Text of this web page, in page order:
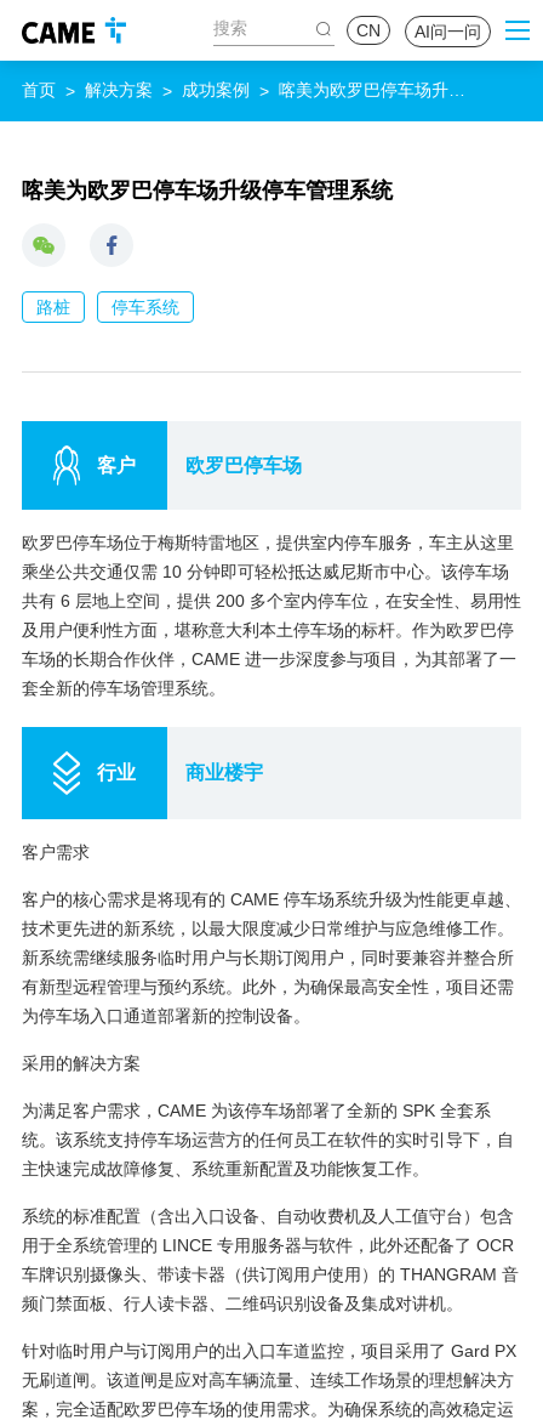
CN AI问一问
首页 > 解决方案 > 成功案例 > 喀美为欧罗巴停车场升级
喀美为欧罗巴停车场升级停车管理系统
路桩 停车系统
客户 欧罗巴停车场
欧罗巴停车场位于梅斯特雷地区，提供室内停车服务，车主从这里
乘坐公共交通仅需 10 分钟即可轻松抵达威尼斯市中心。该停车场
共有 6 层地上空间，提供 200 多个室内停车位，在安全性、易用性
及用户便利性方面，堪称意大利本土停车场的标杆。作为欧罗巴停
车场的长期合作伙伴，CAME 进一步深度参与项目，为其部署了一
套全新的停车场管理系统。
行业 商业楼宇
客户需求
客户的核心需求是将现有的 CAME 停车场系统升级为性能更卓越、
技术更先进的新系统，以最大限度减少日常维护与应急维修工作。
新系统需继续服务临时用户与长期订阅用户，同时要兼容并整合所
有新型远程管理与预约系统。此外，为确保最高安全性，项目还需
为停车场入口通道部署新的控制设备。
采用的解决方案
为满足客户需求，CAME 为该停车场部署了全新的 SPK 全套系
统。该系统支持停车场运营方的任何员工在软件的实时引导下，自
主快速完成故障修复、系统重新配置及功能恢复工作。
系统的标准配置（含出入口设备、自动收费机及人工值守台）包含
用于全系统管理的 LINCE 专用服务器与软件，此外还配备了 OCR
车牌识别摄像头、带读卡器（供订阅用户使用）的 THANGRAM 音
频门禁面板、行人读卡器、二维码识别设备及集成对讲机。
针对临时用户与订阅用户的出入口车道监控，项目采用了 Gard PX
无刷道闸。该道闸是应对高车辆流量、连续工作场景的理想解决方
案，完全适配欧罗巴停车场的使用需求。为确保系统的高效稳定运